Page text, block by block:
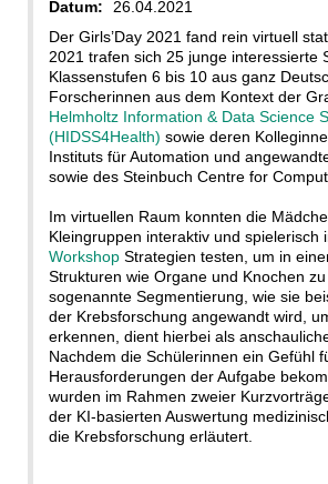
Datum:
26.04.2021
Der Girls’Day 2021 fand rein virtuell
2021 trafen sich 25 junge interessierte
Klassenstufen 6 bis 10 aus ganz
Forscherinnen aus dem Kontext der
Helmholtz Information & Data Science
(HIDSS4Health) sowie deren
Instituts für Automation und
sowie des Steinbuch Centre for
Im virtuellen Raum konnten die
Kleingruppen interaktiv und spielerisch
WorkshopStrategien testen, um in
Strukturen wie Organe und Knochen
sogenannte Segmentierung, wie sie
der Krebsforschung angewandt wird,
erkennen, dient hierbei als
Nachdem die Schülerinnen ein Gefühl
Herausforderungen der Aufgabe
wurden im Rahmen zweier
der KI-basierten Auswertung
die Krebsforschung erläutert.